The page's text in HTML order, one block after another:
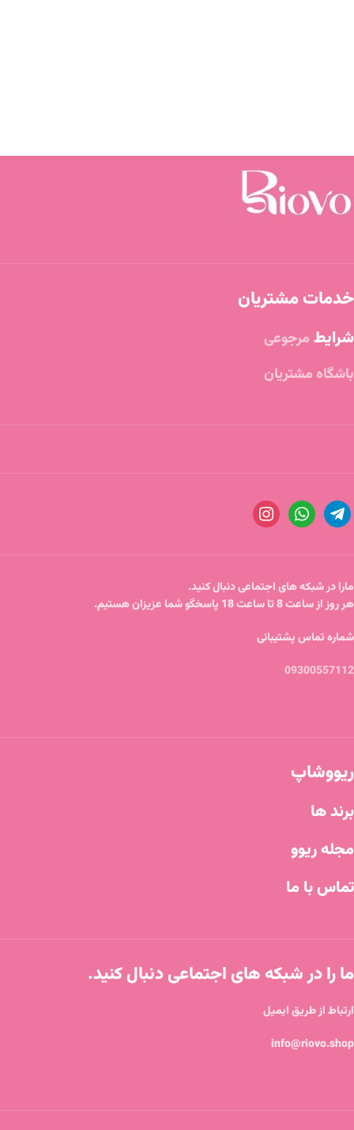
خدمات مشتریان
شرایط مرجوعی
باشگاه مشتریان
مارا در شبکه های اجتماعی دنبال کنید.
هر روز از ساعت 8 تا ساعت 18 پاسخگو شما عزیزان هستیم.
شماره تماس پشتیبانی
09300557112
ریووشاپ
برند ها
مجله ریوو
تماس با ما
ما را در شبکه های اجتماعی دنبال کنید.
ارتباط از طریق ایمیل
info@riovo.shop